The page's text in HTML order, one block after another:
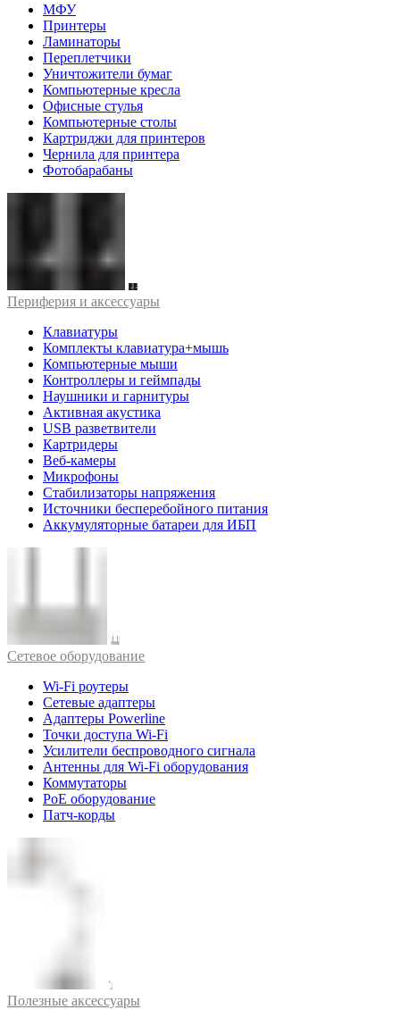
МФУ
Принтеры
Ламинаторы
Переплетчики
Уничтожители бумаг
Компьютерные кресла
Офисные стулья
Компьютерные столы
Картриджи для принтеров
Чернила для принтера
Фотобарабаны
Периферия и аксессуары
Клавиатуры
Комплекты клавиатура+мышь
Компьютерные мыши
Контроллеры и геймпады
Наушники и гарнитуры
Активная акустика
USB разветвители
Картридеры
Веб-камеры
Микрофоны
Стабилизаторы напряжения
Источники бесперебойного питания
Аккумуляторные батареи для ИБП
Cетевое оборудование
Wi-Fi роутеры
Сетевые адаптеры
Адаптеры Powerline
Точки доступа Wi-Fi
Усилители беспроводного сигнала
Антенны для Wi-Fi оборудования
Коммутаторы
PoE оборудование
Патч-корды
Полезные аксессуары